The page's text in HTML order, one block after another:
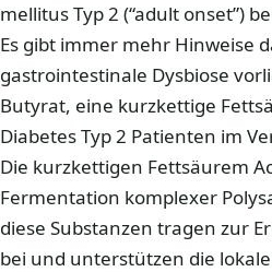
mellitus Typ 2 (“adult onset”)
Es gibt immer mehr Hinweise
gastrointestinale Dysbiose
Butyrat, eine kurzkettige
Diabetes Typ 2 Patienten im
Die kurzkettigen Fettsäurem
Fermentation komplexer
diese Substanzen tragen zur
bei und unterstützen die